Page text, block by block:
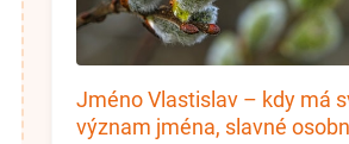
Jméno Vlastislav – kdy má
význam jména, slavné